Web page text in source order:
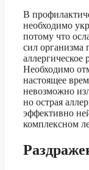
В
необходимо
потому что
сил организма
аллергическое
Необходимо
настоящее
невозможно
но острая
эффективно
комплексном